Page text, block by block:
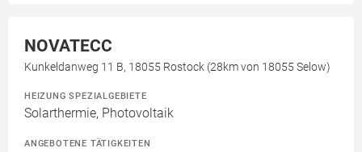
NOVATECC
Kunkeldanweg 11 B, 18055 Rostock (28km von 18055 Selow)
HEIZUNG SPEZIALGEBIETE
Solarthermie, Photovoltaik
ANGEBOTENE TÄTIGKEITEN